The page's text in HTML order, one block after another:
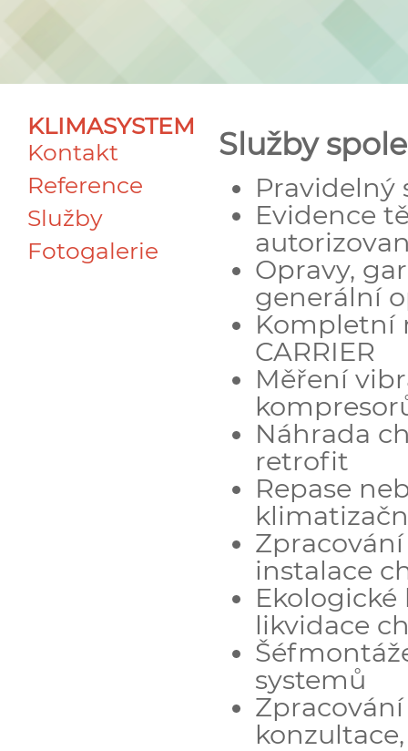
KLIMASYSTEM
Kontakt
Reference
Služby
Fotogalerie
Služby
Pravidelný
Evidence
Opravy,
generální
Kompletní
CARRIER
Měření
Náhrada
retrofit
Repase
instalace
likvidace
systemů